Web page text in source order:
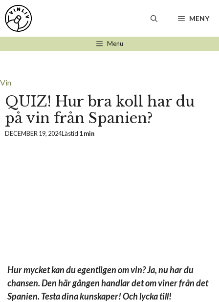
Hoppa
till
innehåll
MENY
Menu
Vin
QUIZ! Hur bra koll har du
på vin från Spanien?
DECEMBER 19, 2024Lästid 1 min
Hur mycket kan du egentligen om vin? Ja, nu har du
chansen. Den här gången handlar det om viner från det
Spanien. Testa dina kunskaper! Och lycka till!